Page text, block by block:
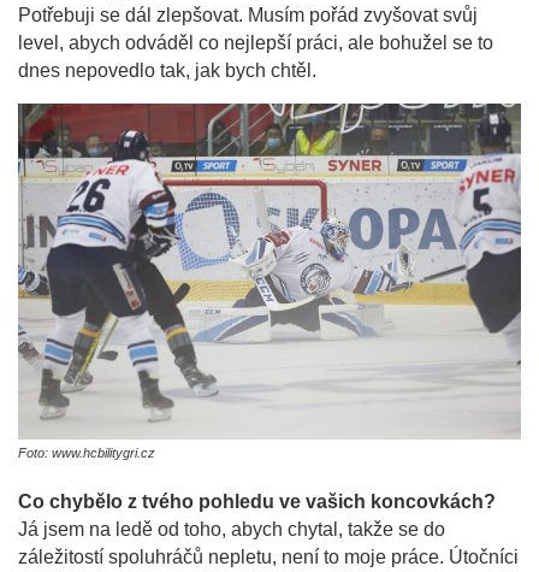
Potřebuji se dál zlepšovat. Musím pořád zvyšovat svůj
level, abych odváděl co nejlepší práci, ale bohužel se to
dnes nepovedlo tak, jak bych chtěl.
Foto: www.hcbilitygri.cz
Co chybělo z tvého pohledu ve vašich koncovkách?
Já jsem na ledě od toho, abych chytal, takže se do
záležitostí spoluhráčů nepletu, není to moje práce. Útočníci